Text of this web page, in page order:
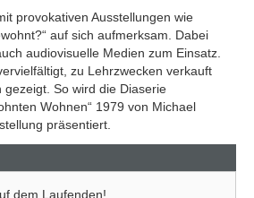
provokativen Ausstellungen wie
auf sich aufmerksam. Dabei
audiovisuelle Medien zum Einsatz.
zu Lehrzwecken verkauft
gezeigt. So wird die Diaserie
Wohnen“ 1979 von Michael
präsentiert.
dem Laufenden!